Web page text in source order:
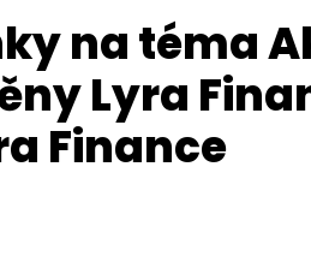
na téma
Lyra
Finance